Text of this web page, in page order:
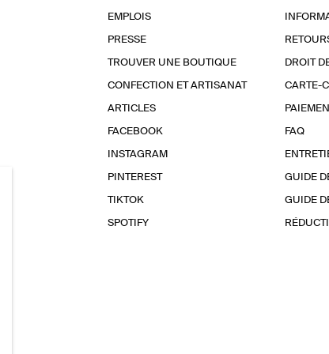
EMPLOIS
PRESSE
TROUVER UNE BOUTIQUE
CONFECTION ET ARTISANAT
ARTICLES
FACEBOOK
INSTAGRAM
PINTEREST
TIKTOK
SPOTIFY
DROIT
CARTE-
FAQ
GUIDE
GUIDE